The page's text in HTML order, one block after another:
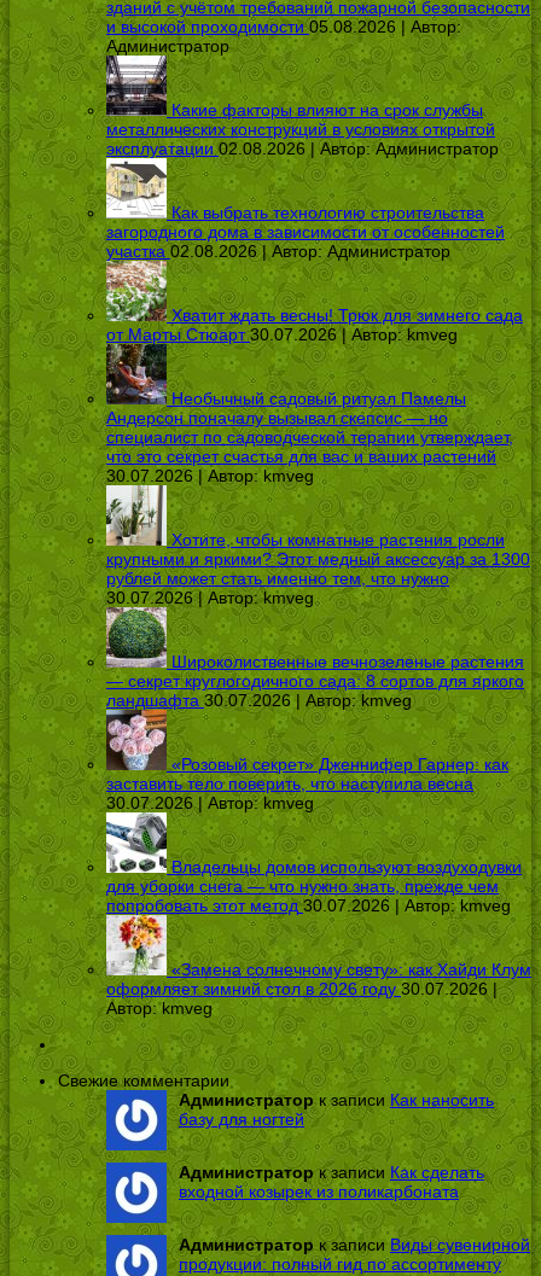
зданий с учётом требований пожарной безопасности
и высокой проходимости 05.08.2026 | Автор:
Администратор
Какие факторы влияют на срок службы
металлических конструкций в условиях открытой
эксплуатации 02.08.2026 | Автор:Администратор
Как выбрать технологию строительства
загородного дома в зависимости от особенностей
участка 02.08.2026 | Автор:Администратор
Хватит ждать весны! Трюк для зимнего сада
от Марты Стюарт 30.07.2026 | Автор:kmveg
Необычный садовый ритуал Памелы
Андерсон поначалу вызывал скепсис — но
специалист по садоводческой терапии утверждает,
что это секрет счастья для вас и ваших растений
30.07.2026 | Автор:kmveg
Хотите, чтобы комнатные растения росли
крупными и яркими? Этот медный аксессуар за 1300
рублей может стать именно тем, что нужно
30.07.2026 | Автор:kmveg
Широколиственные вечнозеленые растения
— секрет круглогодичного сада: 8 сортов для яркого
ландшафта 30.07.2026 | Автор:kmveg
«Розовый секрет» Дженнифер Гарнер: как
заставить тело поверить, что наступила весна
30.07.2026 | Автор:kmveg
Владельцы домов используют воздуходувки
для уборки снега — что нужно знать, прежде чем
попробовать этот метод 30.07.2026 | Автор:kmveg
«Замена солнечному свету»: как Хайди Клум
оформляет зимний стол в 2026 году 30.07.2026 |
Автор:kmveg
Свежие комментарии
Администраторк записи Как наносить
базу для ногтей
Администраторк записи Как сделать
входной козырек из поликарбоната
Администраторк записи Виды сувенирной
продукции: полный гид по ассортименту